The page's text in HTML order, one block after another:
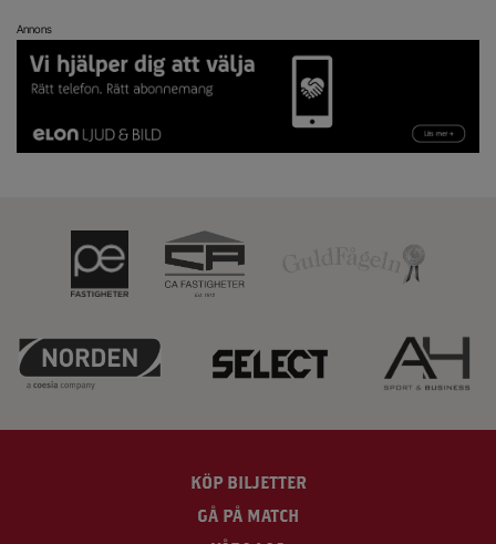
Annons
KÖP BILJETTER
GÅ PÅ MATCH